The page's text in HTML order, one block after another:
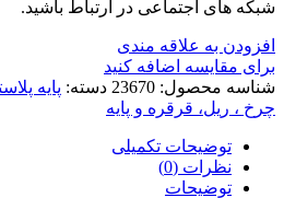
شبکه های اجتماعی در ارتباط باشید.
افزودن به علاقه مندی
برای مقایسه اضافه کنید
شناسه محصول: 23670 دسته: پایه
چرخ ، ریل، قرقره و پایه
توضیحات تکمیلی
نظرات (0)
توضیحات